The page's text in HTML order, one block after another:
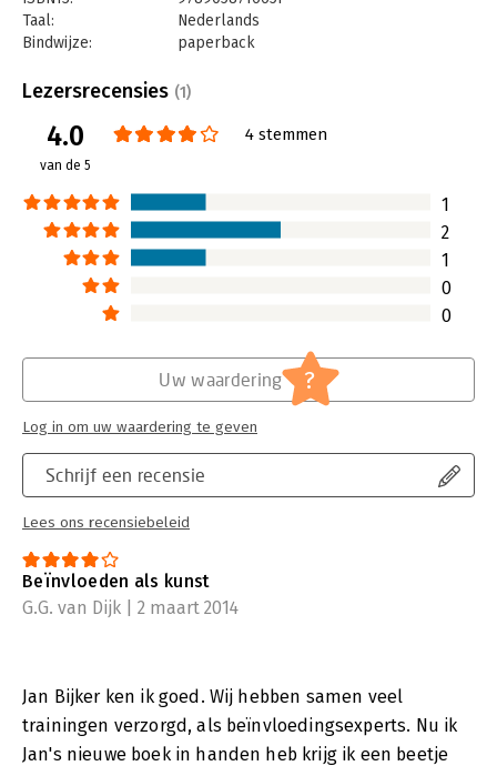
Taal:
Nederlands
Bindwijze:
paperback
Uitgever:
Uitgeverij Thema
Verschijningsdatum:
29-1-2015
Hoofdrubriek:
Lezersrecensies (1)
4.0
van de 5
4 stemmen
1
2
1
0
0
Schrijf een recensie
Lees ons recensiebeleid
Uw waardering ?
Log in om uw waardering te geven
Beïnvloeden als kunst
G.G. van Dijk | 2 maart 2014
Jan Bijker ken ik goed. Wij hebben samen veel
trainingen verzorgd, als beïnvloedingsexperts. Nu ik
Jan's nieuwe boek in handen heb krijg ik een beetje